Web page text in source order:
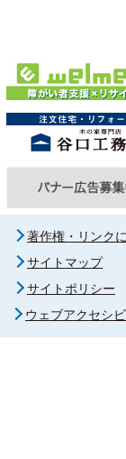
著作権・リンク
サイトマップ
サイトポリシー
ウェブアクセシ